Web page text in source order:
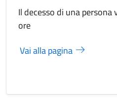
Il decesso di una
ore
Vai alla pagina